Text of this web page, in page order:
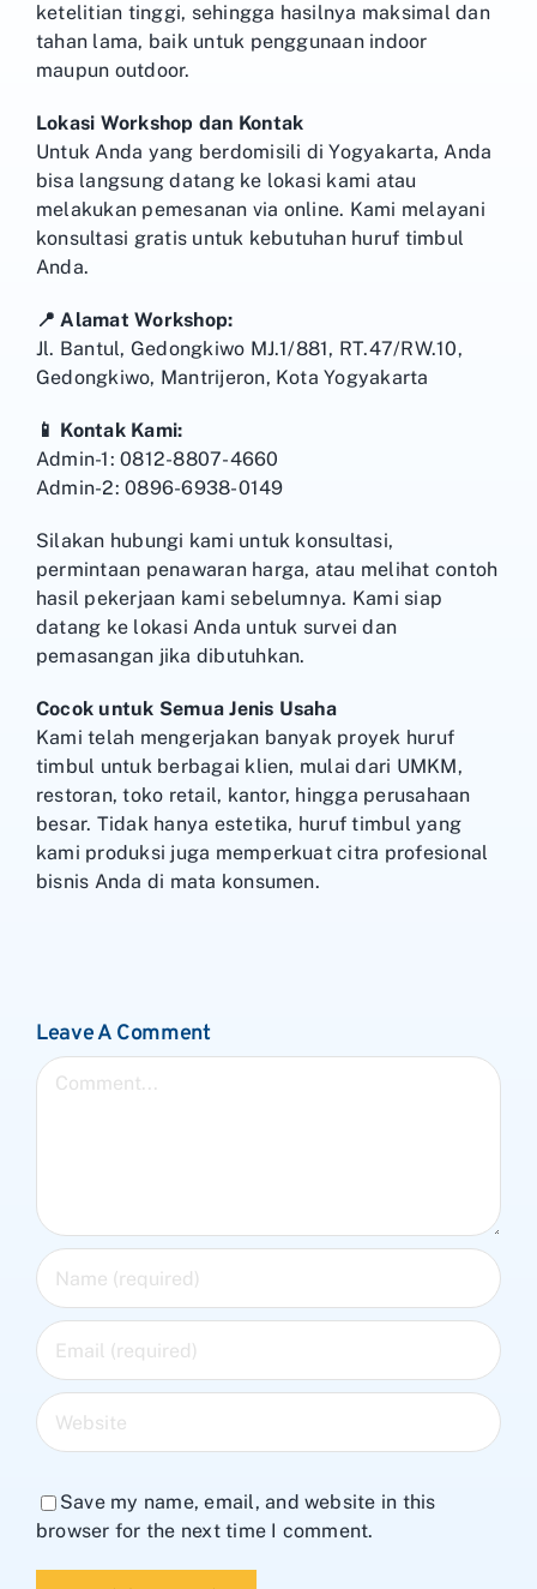
ketelitian tinggi, sehingga hasilnya maksimal dan
tahan lama, baik untuk penggunaan indoor
maupun outdoor.
Lokasi Workshop dan Kontak
Untuk Anda yang berdomisili di Yogyakarta, Anda
bisa langsung datang ke lokasi kami atau
melakukan pemesanan via online. Kami melayani
konsultasi gratis untuk kebutuhan huruf timbul
Anda.
📍 Alamat Workshop:
Jl. Bantul, Gedongkiwo MJ.1/881, RT.47/RW.10,
Gedongkiwo, Mantrijeron, Kota Yogyakarta
📱 Kontak Kami:
Admin-1: 0812-8807-4660
Admin-2: 0896-6938-0149
Silakan hubungi kami untuk konsultasi,
permintaan penawaran harga, atau melihat contoh
hasil pekerjaan kami sebelumnya. Kami siap
datang ke lokasi Anda untuk survei dan
pemasangan jika dibutuhkan.
Cocok untuk Semua Jenis Usaha
Kami telah mengerjakan banyak proyek huruf
timbul untuk berbagai klien, mulai dari UMKM,
restoran, toko retail, kantor, hingga perusahaan
besar. Tidak hanya estetika, huruf timbul yang
kami produksi juga memperkuat citra profesional
bisnis Anda di mata konsumen.
Leave A Comment
Comment
Save my name, email, and website in this
browser for the next time I comment.